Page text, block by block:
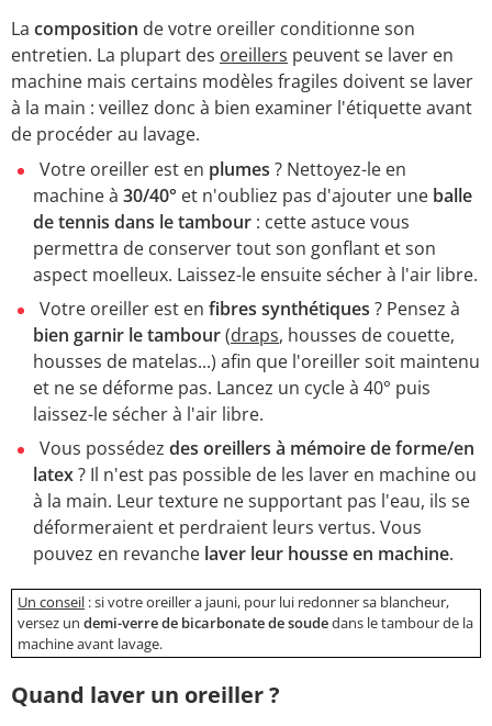
La composition de votre oreiller conditionne son
entretien. La plupart des oreillers peuvent se laver en
machine mais certains modèles fragiles doivent se laver
à la main : veillez donc à bien examiner l'étiquette avant
de procéder au lavage.
Votre oreiller est en plumes ? Nettoyez-le en
machine à 30/40° et n'oubliez pas d'ajouter une balle
de tennis dans le tambour : cette astuce vous
permettra de conserver tout son gonflant et son
aspect moelleux. Laissez-le ensuite sécher à l'air libre.
Votre oreiller est en fibres synthétiques ? Pensez à
bien garnir le tambour(draps, housses de couette,
housses de matelas...) afin que l'oreiller soit maintenu
et ne se déforme pas. Lancez un cycle à 40° puis
laissez-le sécher à l'air libre.
Vous possédez des oreillers à mémoire de forme/en
latex? Il n'est pas possible de les laver en machine ou
à la main. Leur texture ne supportant pas l'eau, ils se
déformeraient et perdraient leurs vertus. Vous
pouvez en revanche laver leur housse en machine.
Un conseil : si votre oreiller a jauni, pour lui redonner sa blancheur,
versez un demi-verre de bicarbonatede soudedans le tambour de la
machine avant lavage.
Quand laver un oreiller ?